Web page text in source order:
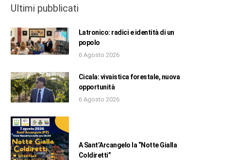
Ultimi pubblicati
Latronico: radici e identità di un
popolo
6 Agosto 2026
Cicala: vivaistica forestale, nuova
opportunità
6 Agosto 2026
A Sant’Arcangelo la “Notte Gialla
Coldiretti”